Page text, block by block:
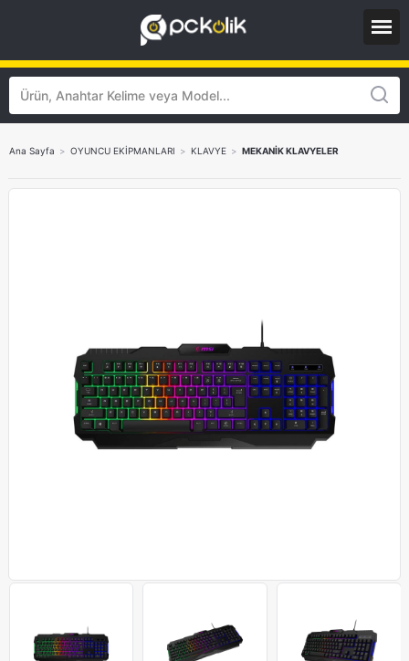
Ana Sayfa > OYUNCU EKİPMANLARI > KLAVYE > MEKANİK KLAVYELER